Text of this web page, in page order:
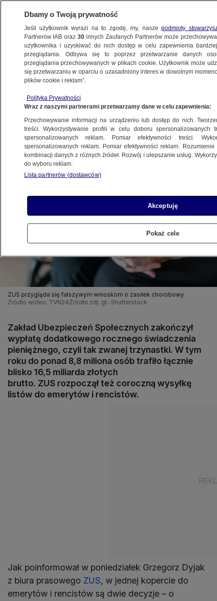
BIZNES
DLA SENIORA
ważne decyzje
28.04.2025, 11:14
Udostępnij
ZUS przygląda się fałszywym wnioskom o zasiłek chorobowy
Źródło wideo: TVN24 Źródło zdj. gł.: Shutterstock
Zakład Ubezpieczeń Społecznych zakończył
wypłatę dodatkowego rocznego świadczenia
pieniężnego, czyli tak zwanej trzynastki. W tym
roku do ponad 8,8 miliona osób trafiło łącznie
blisko 16,5 miliarda złotych
brutto. ZUS rozpoczął też coroczną wysyłkę
listów do emerytów i rencistów.
Jak poinformował w poniedziałek Grzegorz Dyjak
z biura prasowego ZUS, w jednej kopercie do
emerytów i rencistów są dwie decyzje – o
Dbamy o Twoją prywatność
Jeśli użytkownik wyrazi na to zgodę, my, naszepodmioty
Partnerów IAB oraz30 innych Zaufanych Partnerów może
użytkownika i uzyskiwać do nich dostęp w celu zapewnienia
przeglądania. Odbywa się to poprzez przetwarzanie danych
przeglądania przechowywanych w plikach cookie. Użytkownik może
się przetwarzaniu w oparciu o uzasadniony interes w dowolnym
plików cookie i reklam”.
Polityka Prywatności
Wraz z naszymi partnerami przetwarzamy dane w celu zapewnienia:
Przechowywanie informacji na urządzeniu lub dostęp do nich.
treści. Wykorzystywanie profili w celu doboru spersonalizowanych
spersonalizowanych reklam. Pomiar efektywności treści.
spersonalizowanych reklam. Pomiar efektywności reklam.
kombinacji danych z różnych źródeł. Rozwój i ulepszanie usług.
do wyboru reklam.
Lista partnerów (dostawców)
Akceptuję
Pokaż cele